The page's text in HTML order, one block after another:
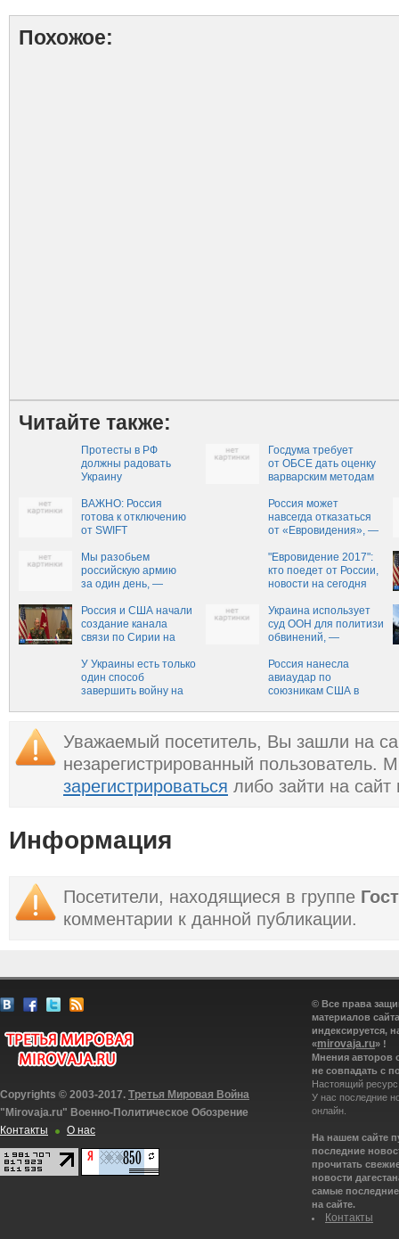
Похожое:
Читайте также:
Протесты в РФ
должны радовать
Украину
Госдума требует
от ОБСЕ дать оценку
варварским методам
российских банков
ВАЖНО: Россия
готова к отключению
от SWIFT
Россия может
навсегда отказаться
от «Евровидения», —
Мы разобьем
российскую армию
за один день, —
эксперт (ВИДЕО)
"Евровидение 2017":
кто поедет от России,
новости на сегодня
Россия и США начали
создание канала
связи по Сирии на
Украина использует
суд ООН для
обвинений, —
У Украины есть только
один способ
завершить войну на
Россия нанесла
авиаудар по
союзникам США в
Уважаемый посетитель, Вы зашли на
незарегистрированный
зарегистрироваться либо зайти на
Информация
Посетители, находящиеся в группе
комментарии к данной публикации.
Copyrights © 2003-2017. Третья Мировая Война
"Mirovaja.ru" Военно-Политическое Обозрение
Контакты
О нас
© Все права
материалов
индексируется,
«mirovaja.ru» !
Мнения авторов
не совпадать с
Настоящий
У нас последние
онлайн.
На нашем сайте
последние
прочитать
новости
самые
на сайте.
Контакты